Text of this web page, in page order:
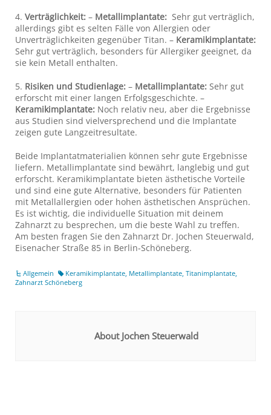
4. Verträglichkeit: – Metallimplantate: Sehr gut verträglich,
allerdings gibt es selten Fälle von Allergien oder
Unverträglichkeiten gegenüber Titan. – Keramikimplantate:
Sehr gut verträglich, besonders für Allergiker geeignet, da
sie kein Metall enthalten.
5. Risiken und Studienlage: – Metallimplantate: Sehr gut
erforscht mit einer langen Erfolgsgeschichte. –
Keramikimplantate: Noch relativ neu, aber die Ergebnisse
aus Studien sind vielversprechend und die Implantate
zeigen gute Langzeitresultate.
Beide Implantatmaterialien können sehr gute Ergebnisse
liefern. Metallimplantate sind bewährt, langlebig und gut
erforscht. Keramikimplantate bieten ästhetische Vorteile
und sind eine gute Alternative, besonders für Patienten
mit Metallallergien oder hohen ästhetischen Ansprüchen.
Es ist wichtig, die individuelle Situation mit deinem
Zahnarzt zu besprechen, um die beste Wahl zu treffen.
Am besten fragen Sie den Zahnarzt Dr. Jochen Steuerwald,
Eisenacher Straße 85 in Berlin-Schöneberg.
Allgemein Keramikimplantate, Metallimplantate,Titanimplantate,
Zahnarzt Schöneberg
About Jochen Steuerwald